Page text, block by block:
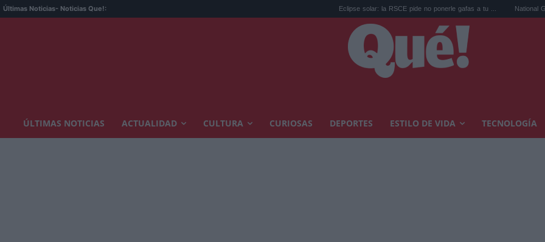
Últimas Noticias- Noticias Que!: Eclipse solar: la RSCE pide no ponerle gafas a tu ... National Geographic
ÚLTIMAS NOTICIAS ACTUALIDAD CULTURA CURIOSAS DEPORTES ESTILO DE VIDA TECNOLOGÍA